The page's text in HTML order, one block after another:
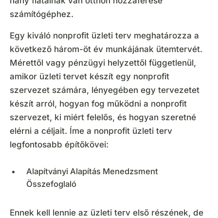
számítógéphez.
Egy kiváló nonprofit üzleti terv meghatározza a
következő három-öt év munkájának ütemtervét.
Mérettől vagy pénzügyi helyzettől függetlenül,
amikor üzleti tervet készít egy nonprofit
szervezet számára, lényegében egy tervezetet
készít arról, hogyan fog működni a nonprofit
szervezet, ki miért felelős, és hogyan szeretné
elérni a céljait. Íme a nonprofit üzleti terv
legfontosabb építőkövei:
Alapítványi Alapítás Menedzsment
Összefoglaló
Ennek kell lennie az üzleti terv első részének, de